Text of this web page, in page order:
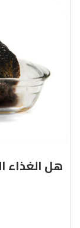
هل الغذاء